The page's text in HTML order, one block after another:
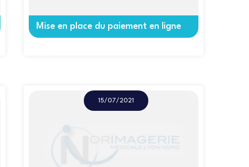
Mise en place du paiement en ligne
15/07/2021